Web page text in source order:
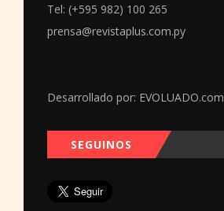
Tel: (+595 982) 100 265
prensa@revistaplus.com.py
Desarrollado por: EVOLUADO.com
SEGUINOS